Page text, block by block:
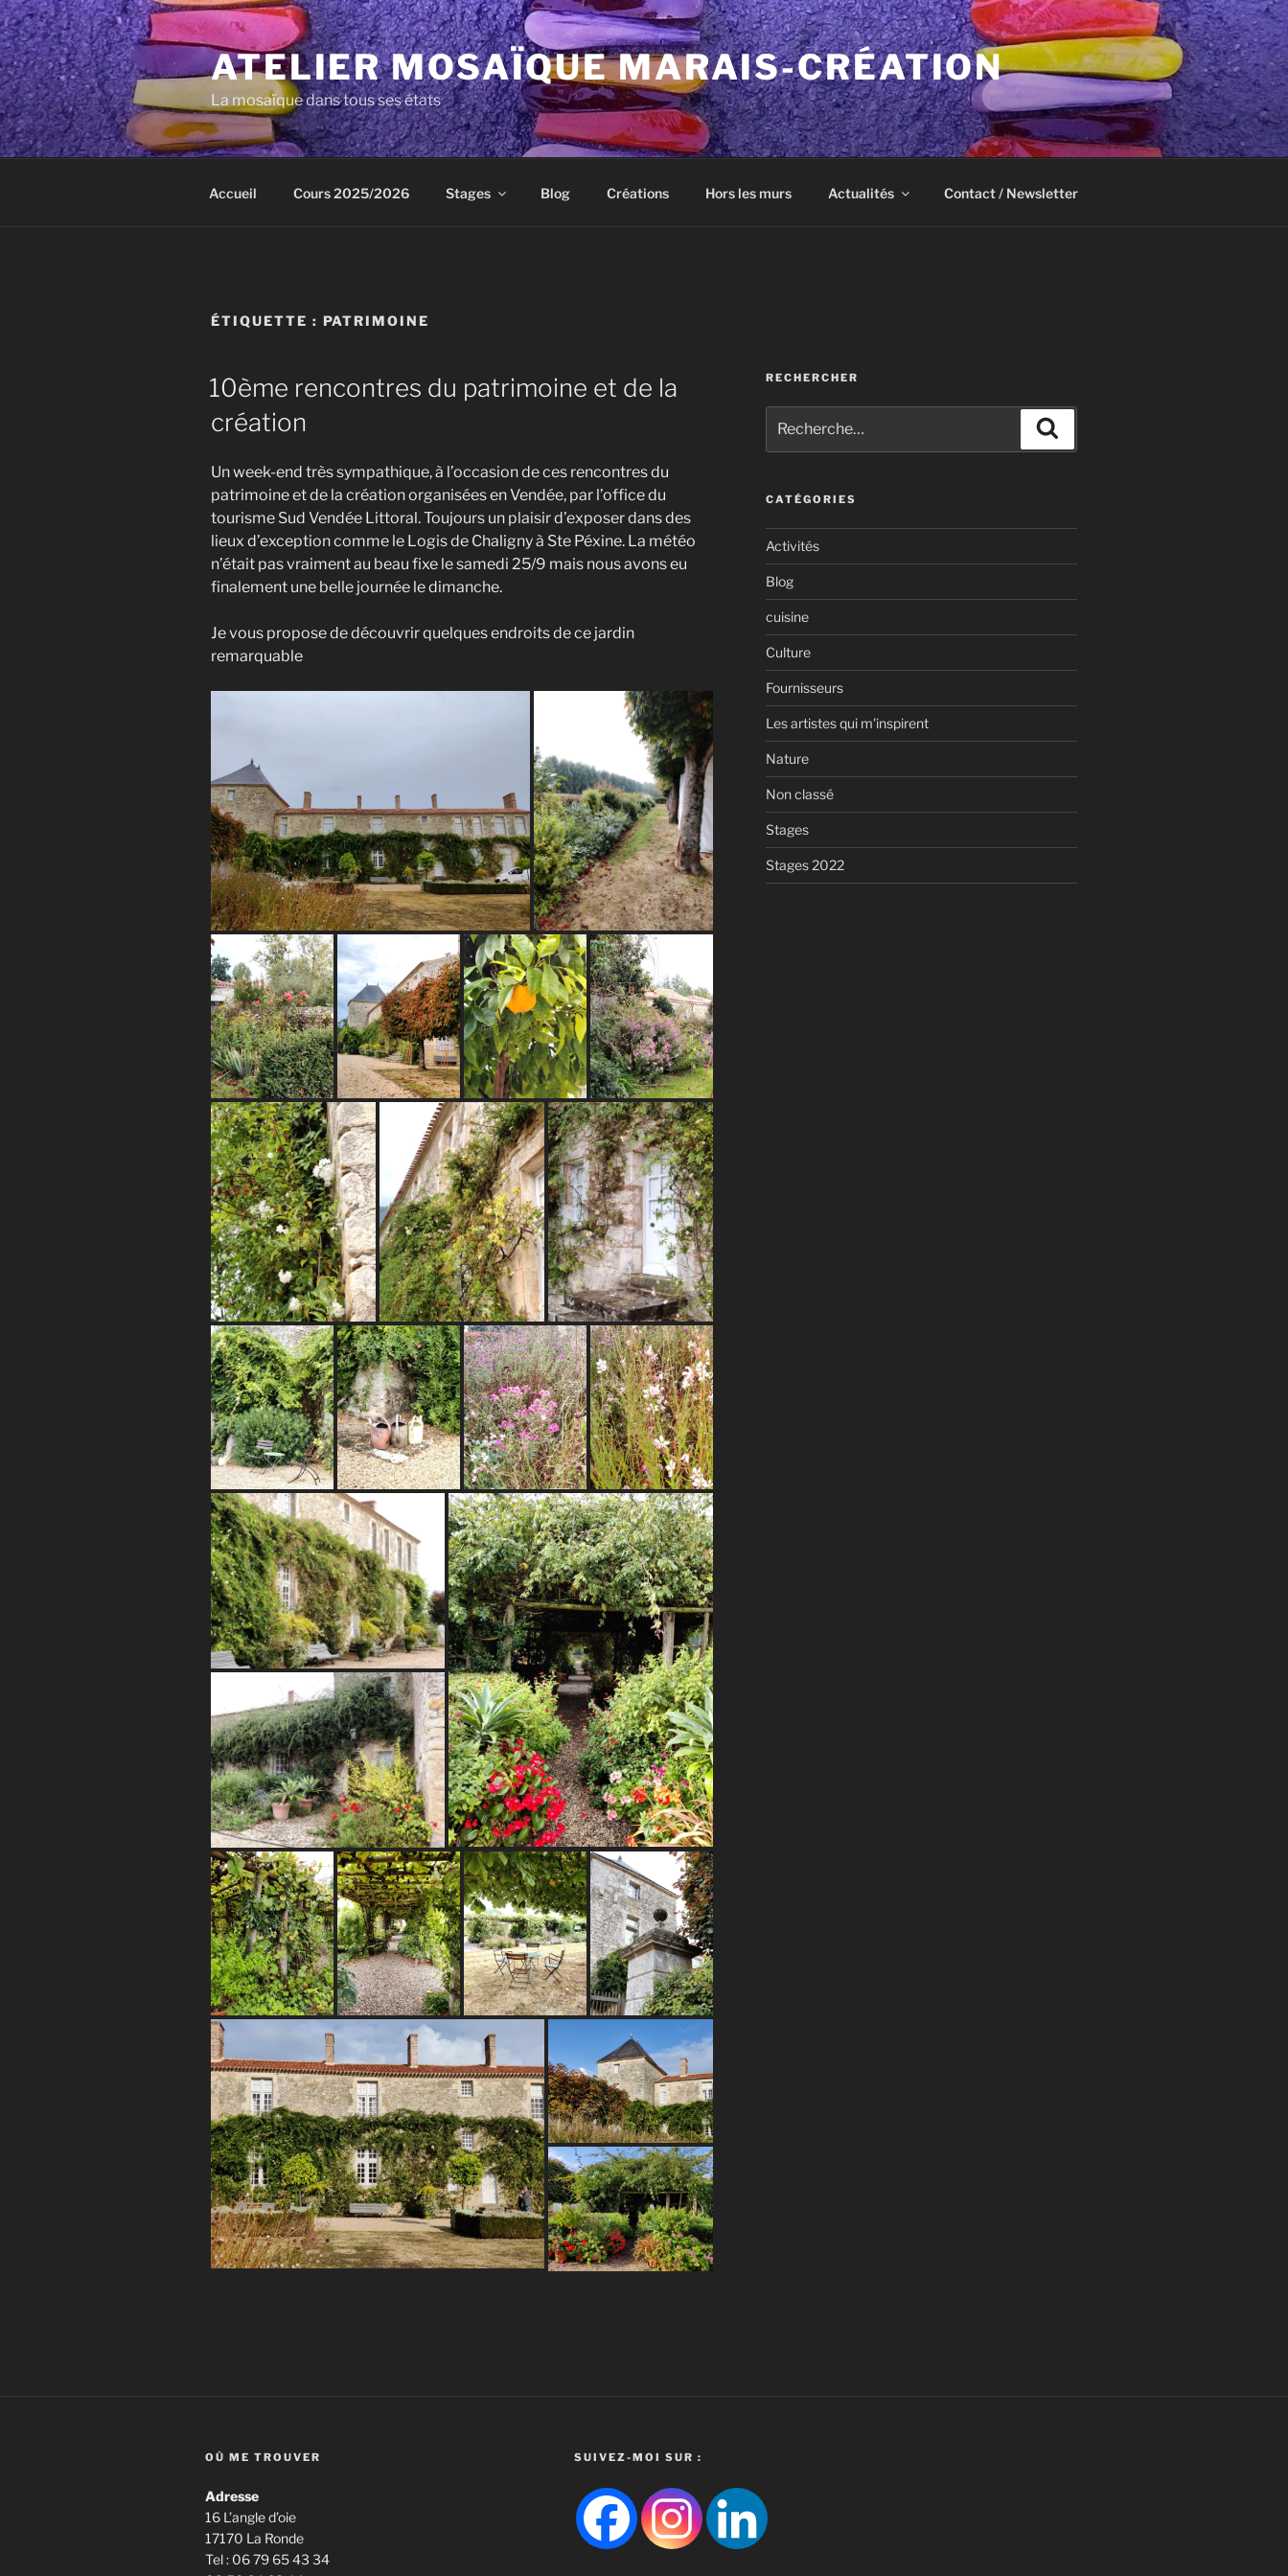
Aller
au
contenu
principal
ATELIER MOSAÏQUE MARAIS-CRÉATION
La mosaïque dans tous ses états
Accueil Cours 2025/2026 Stages Blog Créations Hors les murs Actualités Contact / Newsletter
ÉTIQUETTE : PATRIMOINE
10ème rencontres du patrimoine et de la
création
Un week-end très sympathique, à l’occasion de ces rencontres du
patrimoine et de la création organisées en Vendée, par l’office du
tourisme Sud Vendée Littoral. Toujours un plaisir d’exposer dans des
lieux d’exception comme le Logis de Chaligny à Ste Péxine. La météo
n’était pas vraiment au beau fixe le samedi 25/9 mais nous avons eu
finalement une belle journée le dimanche.
Je vous propose de découvrir quelques endroits de ce jardin
remarquable
RECHERCHER
pour
:
CATÉGORIES
Activités
Blog
cuisine
Culture
Fournisseurs
Les artistes qui m'inspirent
Nature
Non classé
Stages
Stages 2022
OÙ ME TROUVER
Adresse
16 L’angle d’oie
17170 La Ronde
Tel : 06 79 65 43 34
SUIVEZ-MOI SUR :